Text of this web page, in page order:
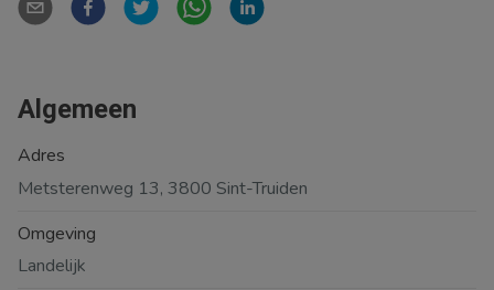
Algemeen
Adres
Metsterenweg 13, 3800 Sint-Truiden
Omgeving
Landelijk